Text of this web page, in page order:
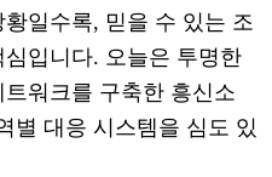
일수록, 믿을 수 있는 조
입니다. 오늘은 투명한
워크를 구축한 흥신소
별 대응 시스템을 심도 있